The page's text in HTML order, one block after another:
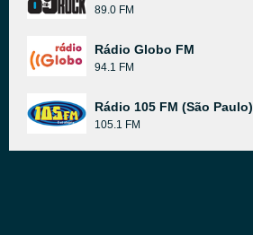
89.0 FM
Rádio Globo FM
94.1 FM
Rádio 105 FM (São Paulo)
105.1 FM